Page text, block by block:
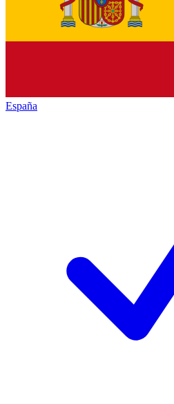
España